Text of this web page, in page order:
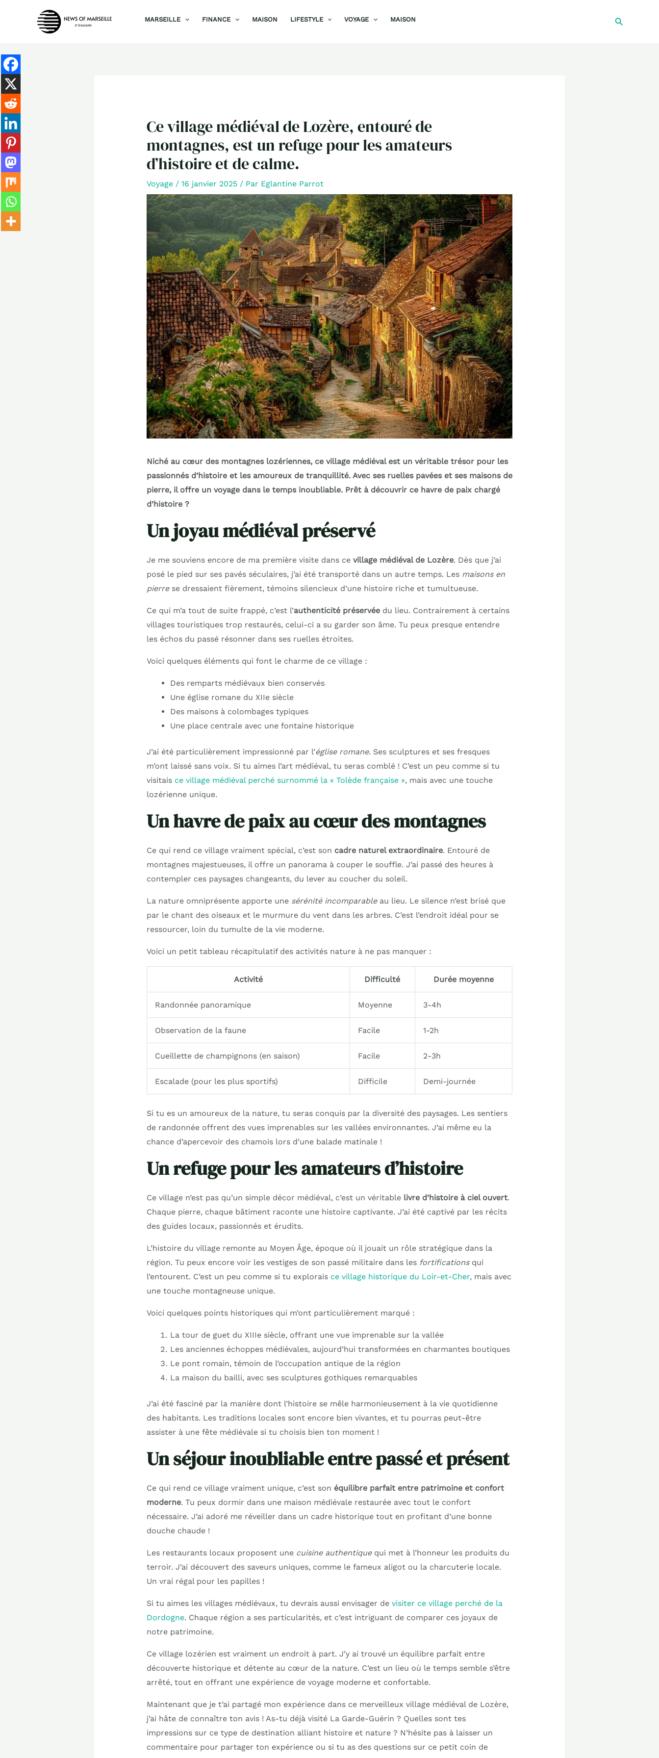
MARSEILLE FINANCE MAISON LIFESTYLE VOYAGE MAISON
Ce village médiéval de Lozère, entouré de
montagnes, est un refuge pour les amateurs
d’histoire et de calme.
Voyage/ 16 janvier 2025 / Par Eglantine Parrot
Niché au cœur des montagnes lozériennes, ce village médiéval est un véritable trésor pour les
passionnés d’histoire et les amoureux de tranquillité. Avec ses ruelles pavées et ses maisons de
pierre, il offre un voyage dans le temps inoubliable. Prêt à découvrir ce havre de paix chargé
d’histoire ?
Un joyau médiéval préservé
Je me souviens encore de ma première visite dans ce village médiéval de Lozère. Dès que j’ai
posé le pied sur ses pavés séculaires, j’ai été transporté dans un autre temps. Les maisons en
pierrese dressaient fièrement, témoins silencieux d’une histoire riche et tumultueuse.
Ce qui m’a tout de suite frappé, c’est l’authenticité préservéedu lieu. Contrairement à certains
villages touristiques trop restaurés, celui-ci a su garder son âme. Tu peux presque entendre
les échos du passé résonner dans ses ruelles étroites.
Voici quelques éléments qui font le charme de ce village :
Des remparts médiévaux bien conservés
Une église romane du XIIe siècle
Des maisons à colombages typiques
Une place centrale avec une fontaine historique
J’ai été particulièrement impressionné par l’église romane. Ses sculptures et ses fresques
m’ont laissé sans voix. Si tu aimes l’art médiéval, tu seras comblé ! C’est un peu comme si tu
visitais ce village médiéval perché surnommé la « Tolède française », mais avec une touche
lozérienne unique.
Un havre de paix au cœur des montagnes
Ce qui rend ce village vraiment spécial, c’est son cadre naturel extraordinaire. Entouré de
montagnes majestueuses, il offre un panorama à couper le souffle. J’ai passé des heures à
contempler ces paysages changeants, du lever au coucher du soleil.
La nature omniprésente apporte une sérénité incomparableau lieu. Le silence n’est brisé que
par le chant des oiseaux et le murmure du vent dans les arbres. C’est l’endroit idéal pour se
ressourcer, loin du tumulte de la vie moderne.
Voici un petit tableau récapitulatif des activités nature à ne pas manquer :
Activité Difficulté Durée moyenne
Randonnée panoramique Moyenne 3-4h
Observation de la faune Facile 1-2h
Cueillette de champignons (en saison) Facile 2-3h
Escalade (pour les plus sportifs) Difficile Demi-journée
Si tu es un amoureux de la nature, tu seras conquis par la diversité des paysages. Les sentiers
de randonnée offrent des vues imprenables sur les vallées environnantes. J’ai même eu la
chance d’apercevoir des chamois lors d’une balade matinale !
Un refuge pour les amateurs d’histoire
Ce village n’est pas qu’un simple décor médiéval, c’est un véritable livre d’histoire à ciel ouvert.
Chaque pierre, chaque bâtiment raconte une histoire captivante. J’ai été captivé par les récits
des guides locaux, passionnés et érudits.
L’histoire du village remonte au Moyen Âge, époque où il jouait un rôle stratégique dans la
région. Tu peux encore voir les vestiges de son passé militaire dans les fortificationsqui
l’entourent. C’est un peu comme si tu explorais ce village historique du Loir-et-Cher, mais avec
une touche montagneuse unique.
Voici quelques points historiques qui m’ont particulièrement marqué :
La tour de guet du XIIIe siècle, offrant une vue imprenable sur la vallée
Les anciennes échoppes médiévales, aujourd’hui transformées en charmantes boutiques
Le pont romain, témoin de l’occupation antique de la région
La maison du bailli, avec ses sculptures gothiques remarquables
J’ai été fasciné par la manière dont l’histoire se mêle harmonieusement à la vie quotidienne
des habitants. Les traditions locales sont encore bien vivantes, et tu pourras peut-être
assister à une fête médiévale si tu choisis bien ton moment !
Un séjour inoubliable entre passé et présent
Ce qui rend ce village vraiment unique, c’est son équilibre parfait entre patrimoine et confort
moderne. Tu peux dormir dans une maison médiévale restaurée avec tout le confort
nécessaire. J’ai adoré me réveiller dans un cadre historique tout en profitant d’une bonne
douche chaude !
Les restaurants locaux proposent une cuisine authentiquequi met à l’honneur les produits du
terroir. J’ai découvert des saveurs uniques, comme le fameux aligot ou la charcuterie locale.
Un vrai régal pour les papilles !
Si tu aimes les villages médiévaux, tu devrais aussi envisager de visiter ce village perché de la
Dordogne. Chaque région a ses particularités, et c’est intriguant de comparer ces joyaux de
notre patrimoine.
Ce village lozérien est vraiment un endroit à part. J’y ai trouvé un équilibre parfait entre
découverte historique et détente au cœur de la nature. C’est un lieu où le temps semble s’être
arrêté, tout en offrant une expérience de voyage moderne et confortable.
Maintenant que je t’ai partagé mon expérience dans ce merveilleux village médiéval de Lozère,
j’ai hâte de connaître ton avis ! As-tu déjà visité La Garde-Guérin ? Quelles sont tes
impressions sur ce type de destination alliant histoire et nature ? N’hésite pas à laisser un
commentaire pour partager ton expérience ou si tu as des questions sur ce petit coin de